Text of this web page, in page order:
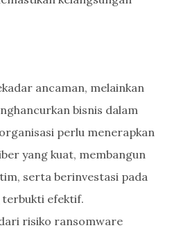
ancaman, melainkan
bisnis dalam
perlu menerapkan
yang kuat, membangun
serta berinvestasi pada
terbukti efektif.
risiko ransomware